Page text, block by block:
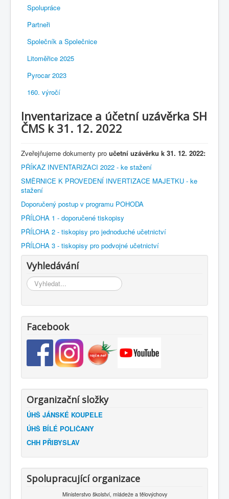
Spolupráce
Partneři
Společník a Společnice
Litoměřice 2025
Pyrocar 2023
160. výročí
Inventarizace a účetní uzávěrka SH
ČMS k 31. 12. 2022
Zveřejňujeme dokumenty pro učetní uzávěrku k 31. 12. 2022:
PŘÍKAZ INVENTARIZACI 2022 - ke stažení
SMĚRNICE K PROVEDENÍ INVERTIZACE MAJETKU - ke
stažení
Doporučený postup v programu POHODA
PŘÍLOHA 1 - doporučené tiskopisy
PŘÍLOHA 2 - tiskopisy pro jednoduché učetnictví
PŘÍLOHA 3 - tiskopisy pro podvojné učetnictví
Vyhledávání
Vyhledávání...
Facebook
Organizační složky
ÚHŠ JÁNSKÉ KOUPELE
ÚHŠ BÍLÉ POLIČANY
CHH PŘIBYSLAV
Spolupracující organizace
Ministerstvo školství, mládeže a tělovýchovy